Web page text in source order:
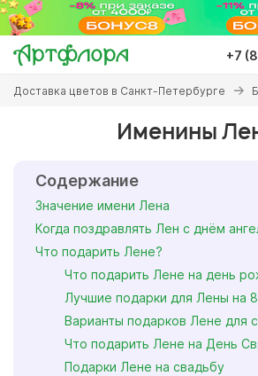
Перейти
основному
содержанию
+7
Вы
здесь
Доставка цветов в Санкт-Петербурге
Именины
Содержание
Значение имени Лена
Когда поздравлять Лен с днём
Что подарить Лене?
Что подарить Лене на день
Лучшие подарки для Лены на
Варианты подарков Лене для
Что подарить Лене на День
Подарки Лене на свадьбу